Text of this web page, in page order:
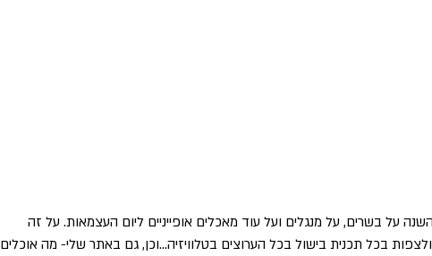
על בשרים, על מנגלים ועל עוד מאכלים אופייניים ליום העצמאות. על זה
בכל תכנית בישול בכל הערוצים בטלוויזיה...וכן, גם באתר שלי- מה אוכלים